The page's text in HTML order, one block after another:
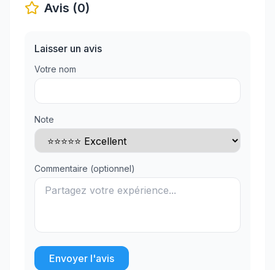
Avis (0)
Laisser un avis
Votre nom
Note
Commentaire (optionnel)
Envoyer l'avis